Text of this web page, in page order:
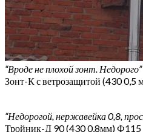
“Вроде не плохой зонт. Недорого”
Зонт-К с ветрозащитой (430
“Недорогой, нержавейка 0,8,
Тройник-Д 90 (430 0,8мм) Ф115